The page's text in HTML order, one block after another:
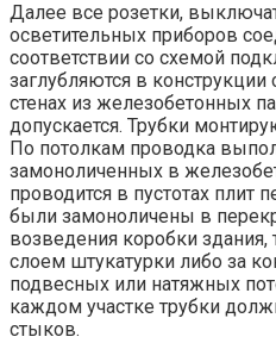
Далее все розетки,
осветительных приборов
соответствии со схемой
заглубляются в
стенах из железобетонных
допускается. Трубки
По потолкам проводка
замоноличенных в
проводится в пустотах плит
были замоноличены в
возведения коробки
слоем штукатурки либо за
подвесных или натяжных
каждом участке трубки
стыков.